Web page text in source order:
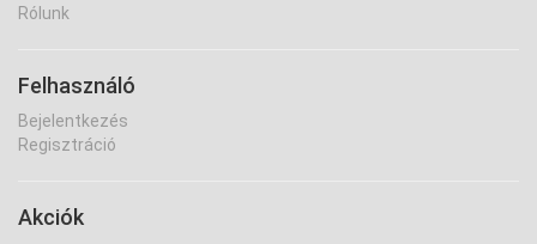
Rólunk
Felhasználó
Bejelentkezés
Regisztráció
Akciók